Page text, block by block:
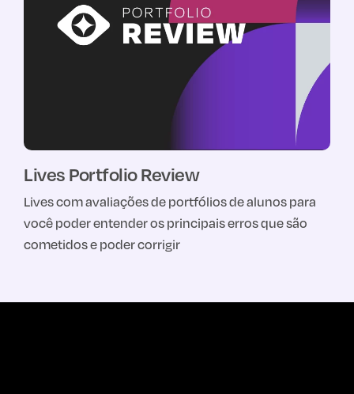
Lives Portfolio Review
Lives com avaliações de portfólios de alunos para
você poder entender os principais erros que são
cometidos e poder corrigir